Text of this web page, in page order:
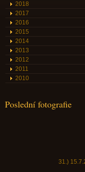
2018
2017
2016
2015
2014
2013
2012
2011
2010
Poslední fotografie
31.)